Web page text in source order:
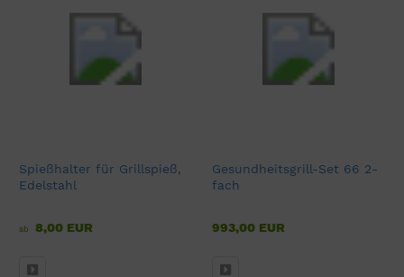
Spießhalter für Grillspieß,
Edelstahl
ab 8,00 EUR
Gesundheitsgrill-Set 66 2-
fach
993,00 EUR